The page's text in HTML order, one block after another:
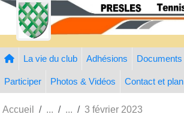
La vie du club Adhésions Documents
Participer Photos & Vidéos Contact et plan
Accueil 3 février 2023
Panneau de gestion des cookies